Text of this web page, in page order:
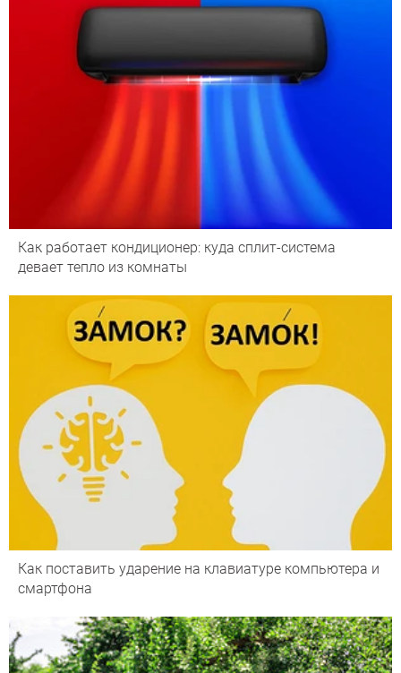
Как работает кондиционер: куда сплит-система
девает тепло из комнаты
Как поставить ударение на клавиатуре компьютера и
смартфона